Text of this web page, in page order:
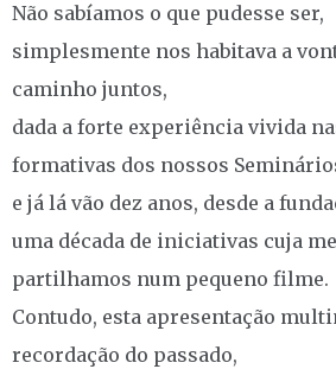
Não sabíamos o que pudesse ser,
simplesmente nos habitava a
caminho juntos,
dada a forte experiência vivida
formativas dos nossos
e já lá vão dez anos, desde a
uma década de iniciativas cuja
partilhamos num pequeno filme.
Contudo, esta apresentação
recordação do passado,